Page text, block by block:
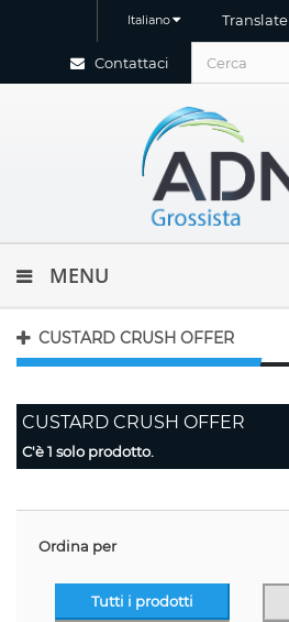
Translate
Italiano
Contattaci
MENU
CUSTARD CRUSH OFFER
CUSTARD CRUSH OFFER
C'è 1 solo prodotto.
Ordina per
Tutti i prodotti